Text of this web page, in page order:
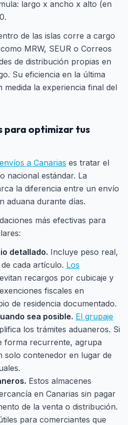
largo x ancho x alto (en
de las islas corre a cargo
MRW, SEUR o Correos
de distribución propias en
Su eficiencia en la última
medida la experiencia final del
para optimizar tus
a Canarias es tratar el
nacional estándar. La
la diferencia entre un envío
aduana durante días.
más efectivas para
detallado. Incluye peso real,
cada artículo. Los
evitan recargos por cubicaje y
fiscales en
de residencia documentado.
sea posible. El grupaje
los trámites aduaneros. Si
forma recurrente, agrupa
solo contenedor en lugar de
Estos almacenes
en Canarias sin pagar
de la venta o distribución.
para comerciantes que